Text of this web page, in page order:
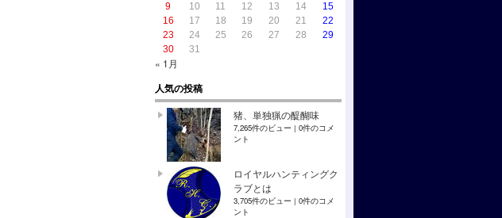
9
10 11 12 13 14
15
16
17 18 19 20 21
22
23
24 25 26 27 28
29
30
31
« 1月
人気の投稿
猪、単独猟の醍醐味
7,265件のビュー | 0件のコメ
ント
ロイヤルハンティングク
ラブとは
3,705件のビュー | 0件のコメ
ント